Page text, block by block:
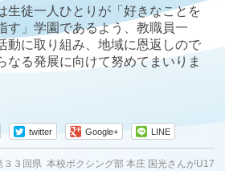
生徒一人ひとりが「好きなことを
す」学園であるよう、教職員一
動に取り組み、地域に恩返しので
なる発展に向けて努めてまいりま
twitter Google+ LINE
３３回県 本校ボクシング部 本庄 国光さんがU17